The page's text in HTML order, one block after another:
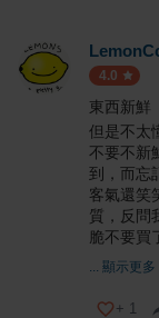
4.0
東西新鮮
但是不太
不要不新
到，而忘
客氣還笑
質，反問
脆不要
... 顯示更多
+ 1